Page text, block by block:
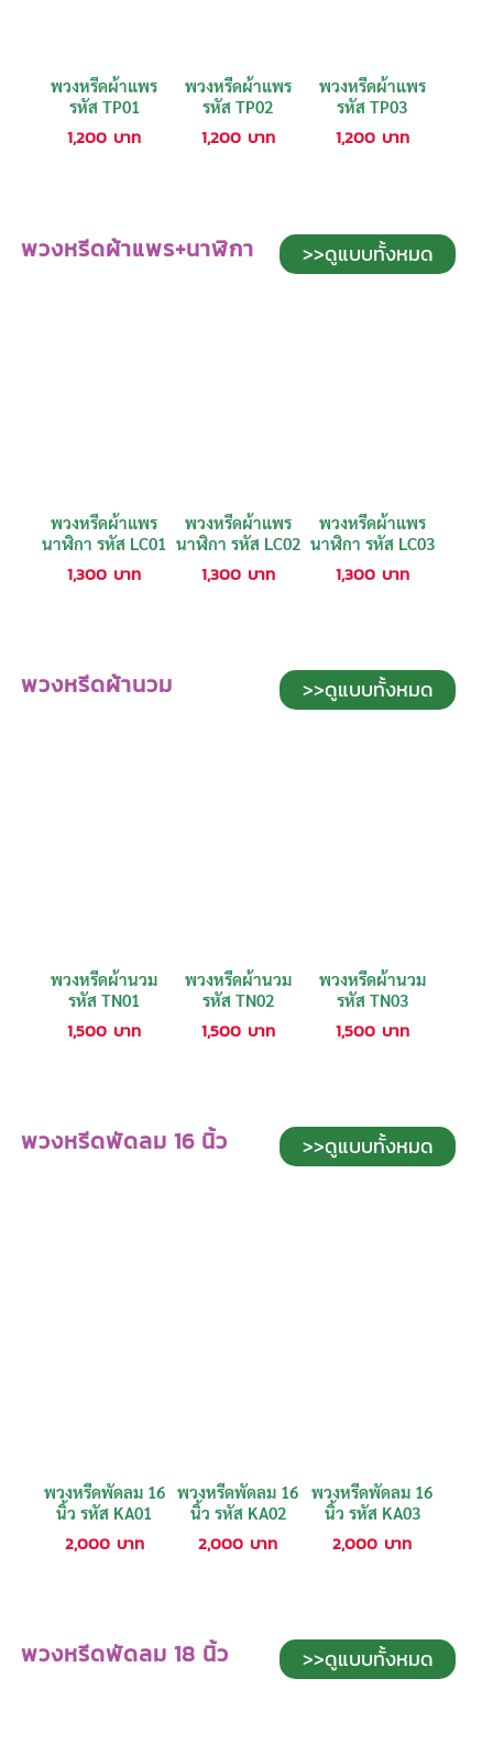
พวงหรีดผ้าแพร
รหัส TP01
1,200 บาท
พวงหรีดผ้าแพร
รหัส TP02
1,200 บาท
พวงหรีดผ้าแพร
รหัส TP03
1,200 บาท
พวงหรีดผ้าแพร+นาฬิกา >>ดูแบบทั้งหมด
พวงหรีดผ้าแพร
นาฬิกา รหัส LC01
1,300 บาท
พวงหรีดผ้าแพร
นาฬิกา รหัส LC02
1,300 บาท
พวงหรีดผ้าแพร
นาฬิกา รหัส LC03
1,300 บาท
พวงหรีดผ้านวม >>ดูแบบทั้งหมด
พวงหรีดผ้านวม
รหัส TN01
1,500 บาท
พวงหรีดผ้านวม
รหัส TN02
1,500 บาท
พวงหรีดผ้านวม
รหัส TN03
1,500 บาท
พวงหรีดพัดลม 16 นิ้ว >>ดูแบบทั้งหมด
พวงหรีดพัดลม 16
นิ้ว รหัส KA01
2,000 บาท
พวงหรีดพัดลม 16
นิ้ว รหัส KA02
2,000 บาท
พวงหรีดพัดลม 16
นิ้ว รหัส KA03
2,000 บาท
พวงหรีดพัดลม 18 นิ้ว >>ดูแบบทั้งหมด